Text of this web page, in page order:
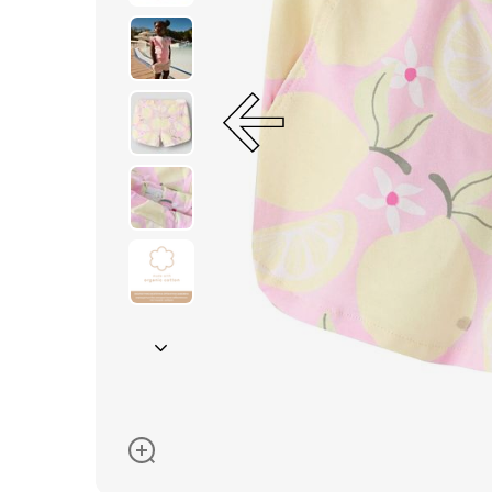
Одяг
Окуляри сонцезахисні
Пелюшки
Піжами та халати
Сукні та спідниці
Термобілизна
Рушники та накидки
Реглани, поло та
сорочки
Рюкзаки та сумки
Футболки та майки
Шапки, шарфи,